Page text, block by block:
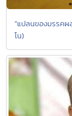
"แปลนของมรรค
โน)